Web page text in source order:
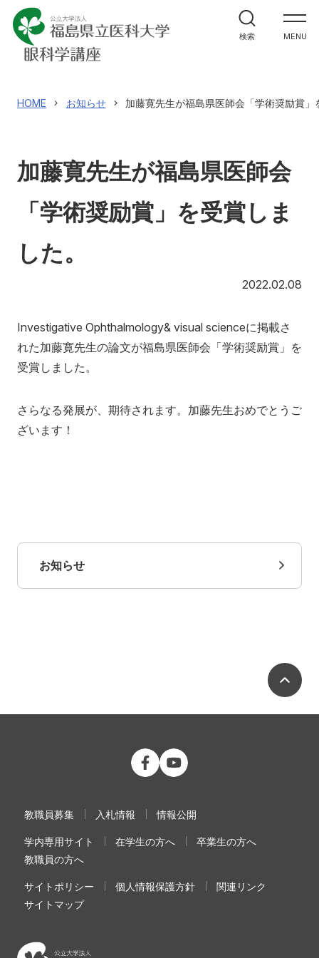
MENU
ホーム
教室紹介
研究・実績
医療関係者の皆様へ
医局員専用
講座へのお問合せ
アクセス お問い合わせ
検索
HOME お知らせ 加藤寛先生が福島県医師会「学術奨励賞」
加藤寛先生が福島県医師会
「学術奨励賞」を受賞しま
した。
2022.02.08
Investigative Ophthalmology& visual scienceに掲載さ
れた加藤寛先生の論文が福島県医師会「学術奨励賞」を
受賞しました。
さらなる発展が、期待されます。加藤先生おめでとうご
ざいます！
お知らせ
公立大学法人 福島県立医科大学
教職員募集 入札情報 情報公開
学内専用サイト 在学生の方へ
卒業生の方へ
教職員の方へ
サイトポリシー 個人情報保護方針
関連リンク
サイトマップ